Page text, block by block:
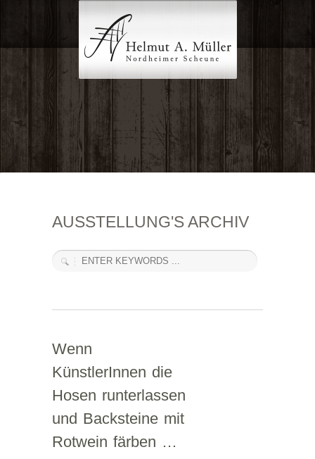
AUSSTELLUNG'S ARCHIV
Wenn
KünstlerInnen die
Hosen runterlassen
und Backsteine mit
Rotwein färben …